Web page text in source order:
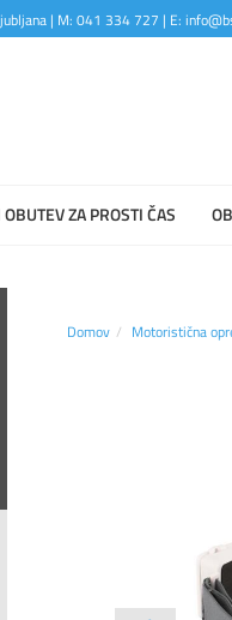
| M: 041 334 727 | E:
ZA PROSTI ČAS
Domov Motoristična